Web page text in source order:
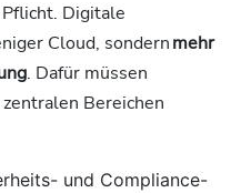
Digitale
Cloud, sondernmehr
. Dafür müssen
Bereichen
und Compliance-